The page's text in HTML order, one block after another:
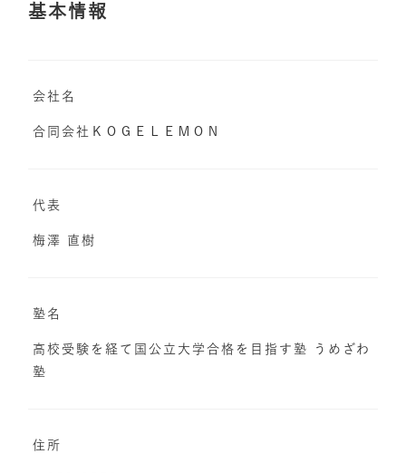
基本情報
会社名
合同会社ＫＯＧＥＬＥＭＯＮ
代表
梅澤 直樹
塾名
高校受験を経て国公立大学合格を目指す塾 うめざわ
塾
住所